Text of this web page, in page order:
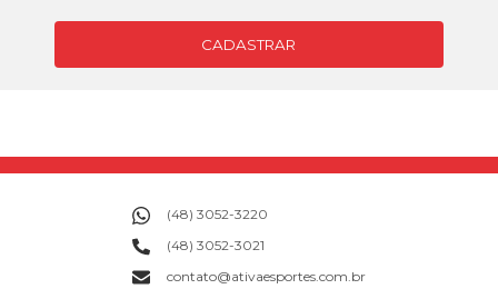
CADASTRAR
(48) 3052-3220
(48) 3052-3021
contato@ativaesportes.com.br